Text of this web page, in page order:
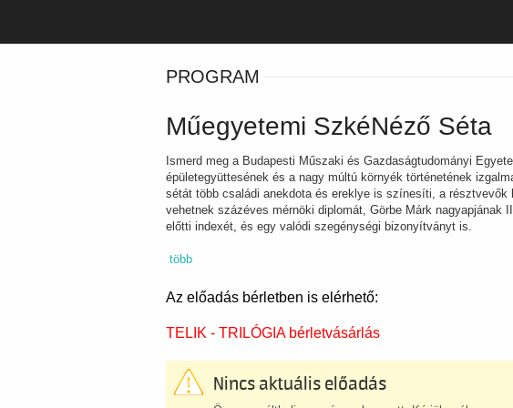
PROGRAM
Műegyetemi SzkéNéző Séta
Ismerd meg a Budapesti Műszaki és Gazdaságtudományi
épületegyüttesének és a nagy múltú környék történetének
sétát több családi anekdota és ereklye is színesíti, a résztvevők
vehetnek százéves mérnöki diplomát, Görbe Márk nagyapjának
előtti indexét, és egy valódi szegénységi bizonyítványt is.
több
Az előadás bérletben is elérhető:
TELIK - TRILÓGIA bérletvásárlás
Nincs aktuális előadás